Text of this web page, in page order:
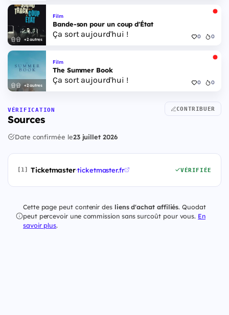
+2 autres
Film
Bande-son pour un coup d'État
Ça sort aujourd'hui ! 0 0
+2 autres
Film
The Summer Book
Ça sort aujourd'hui ! 0 0
VÉRIFICATION
Sources
CONTRIBUER
Date confirmée le23 juillet 2026
[1] Ticketmaster·ticketmaster.fr VÉRIFIÉE
Cette page peut contenir des liens d'achat affiliés. Quodat
peut percevoir une commission sans surcoût pour vous. En
savoir plus.